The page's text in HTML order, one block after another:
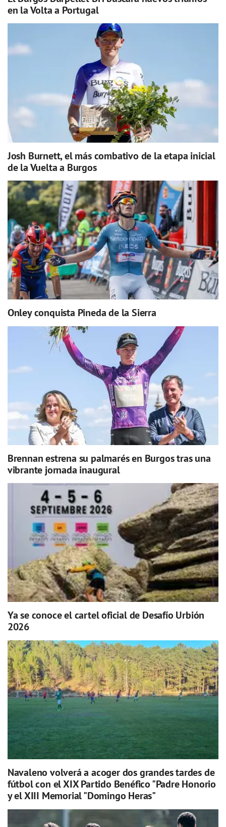
en la Volta a Portugal
Josh Burnett, el más combativo de la etapa inicial
de la Vuelta a Burgos
Onley conquista Pineda de la Sierra
Brennan estrena su palmarés en Burgos tras una
vibrante jornada inaugural
Ya se conoce el cartel oficial de Desafío Urbión
2026
Navaleno volverá a acoger dos grandes tardes de
fútbol con el XIX Partido Benéfico "Padre Honorio
y el XIII Memorial "Domingo Heras"